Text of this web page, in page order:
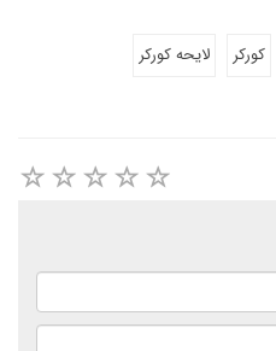
كوركر لايحه كوركر